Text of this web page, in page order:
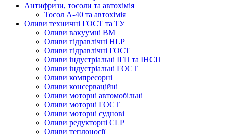
Антифризи, тосоли та автохімія
Тосол А-40 та автохімія
Оливи техничні ГОСТ та ТУ
Оливи вакуумні ВМ
Оливи гідравлічні HLP
Оливи гідравлічні ГОСТ
Оливи індустріальні ІГП та ІНСП
Оливи індустріальні ГОСТ
Оливи компресорні
Оливи консерваційні
Оливи моторні автомобільні
Оливи моторні ГОСТ
Оливи моторні суднові
Оливи редукторні CLP
Оливи теплоносії